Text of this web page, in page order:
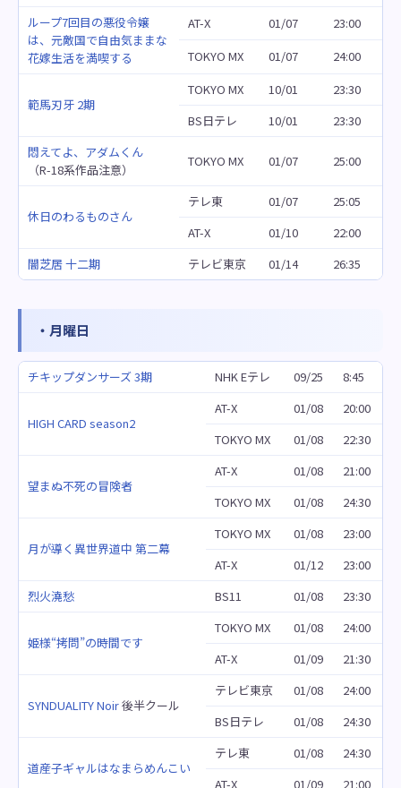
ループ7回目の悪役令嬢
は、元敵国で自由気ままな
花嫁生活を満喫する
AT-X 01/07
23:00
TOKYO MX
01/07 24:00
範馬刃牙 2期
TOKYO MX 10/01
23:30
BS日テレ
10/01
23:30
悶えてよ、アダムくん
（R-18系作品注意）
TOKYO MX 01/07 25:00
休日のわるものさん
テレ東 01/07
25:05
AT-X
01/10
22:00
闇芝居 十二期
テレビ東京 01/14 26:35
・月曜日
チキップダンサーズ 3期 NHK Eテレ 09/25 8:45
HIGH CARD season2
AT-X 01/08
20:00
TOKYO MX
01/08 22:30
望まぬ不死の冒険者
AT-X 01/08
21:00
TOKYO MX
01/08 24:30
月が導く異世界道中 第二幕
TOKYO MX 01/08
23:00
AT-X
01/12
23:00
烈火澆愁
BS11 01/08 23:30
姫様“拷問”の時間です
TOKYO MX 01/08
24:00
AT-X
01/09 21:30
SYNDUALITY Noir後半クール
テレビ東京 01/08
24:00
BS日テレ
01/08 24:30
道産子ギャルはなまらめんこい
テレ東 01/08
24:30
AT-X
01/09 21:00